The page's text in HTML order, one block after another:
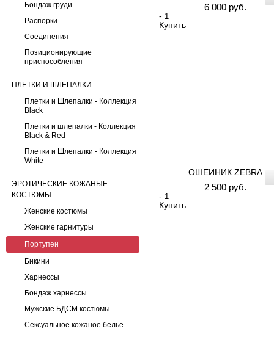
Бондаж груди
Распорки
Соединения
Позиционирующие
приспособления
ПЛЕТКИ И ШЛЕПАЛКИ
Плетки и Шлепалки - Коллекция
Black
Плетки и шлепалки - Коллекция
Black & Red
Плетки и Шлепалки - Коллекция
White
ЭРОТИЧЕСКИЕ КОЖАНЫЕ
КОСТЮМЫ
Женские костюмы
Женские гарнитуры
Портупеи
Бикини
Харнессы
Бондаж харнессы
Мужские БДСМ костюмы
Сексуальное кожаное белье
6 000 руб.
-
Купить
ОШЕЙНИК ZEBRA
2 500 руб.
-
Купить